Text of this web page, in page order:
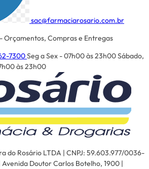
sac@farmaciarosario.com.br
Orçamentos, Compras e Entregas
7300Seg a Sex - 07h00 às 23h00Sábado,
às 23h00
do Rosário LTDA | CNPJ: 59.603.977/0036-
| Avenida Doutor Carlos Botelho, 1900 |